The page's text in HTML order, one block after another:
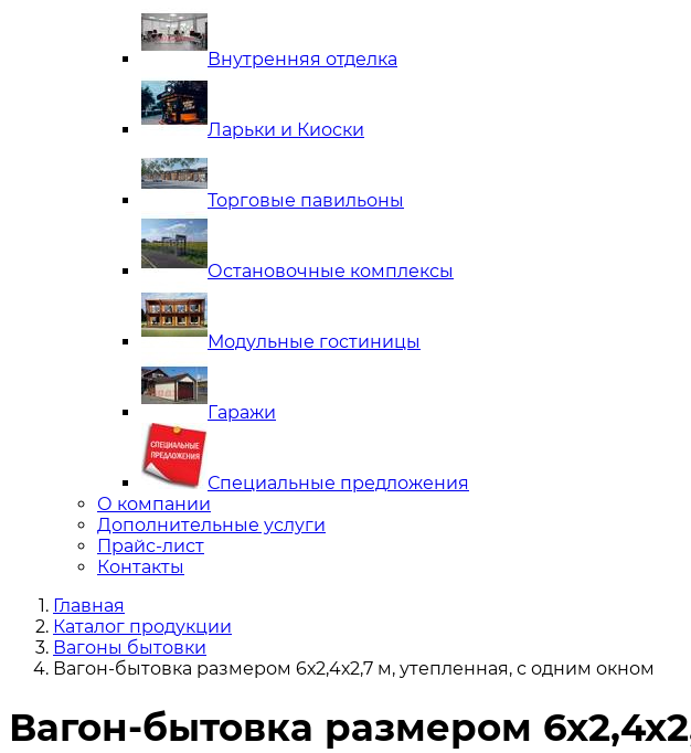
Внутренняя отделка
Ларьки и Киоски
Торговые павильоны
Остановочные комплексы
Модульные гостиницы
Гаражи
Специальные предложения
О компании
Дополнительные услуги
Прайс-лист
Контакты
Главная
Каталог продукции
Вагоны бытовки
Вагон-бытовка размером 6х2,4х2,7 м, утепленная, с одним окном
Вагон-бытовка размером